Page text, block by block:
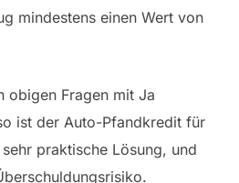
mindestens einen Wert von
obigen Fragen mit Ja
ist der Auto-Pfandkredit für
praktische Lösung, und